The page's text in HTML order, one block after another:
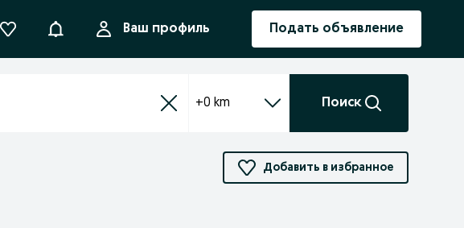
УведомленияВаш профиль Подать объявление
+0 km Поиск
Добавить в избранное